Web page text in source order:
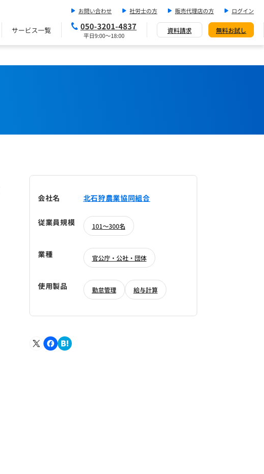
お問い合わせ 社労士の方 販売代理店の方 ログイン
サービス一覧 050-3201-4837
平日9:00～18:00
資料請求 無料お試し
会社名 北石狩農業協同組合
従業員規模 101～300名
業種 官公庁・公社・団体
使用製品 勤怠管理 給与計算